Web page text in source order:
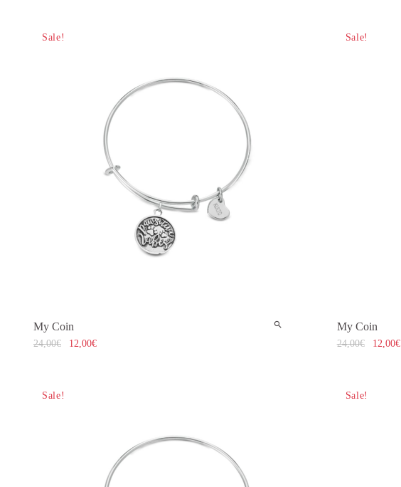
Sale!
My Coin
24,00€ 12,00€
Sale!
My Coin
24,00€ 12,00€
Sale! Sale!